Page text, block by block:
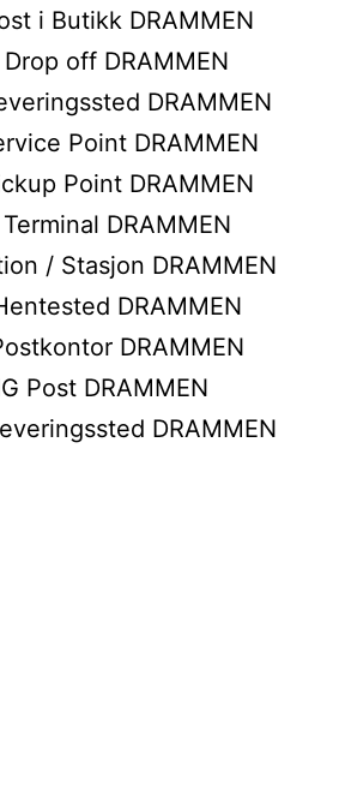
i Butikk DRAMMEN
Drop off DRAMMEN
DRAMMEN
Point DRAMMEN
Point DRAMMEN
Terminal DRAMMEN
/ Stasjon DRAMMEN
DRAMMEN
DRAMMEN
Post DRAMMEN
DRAMMEN